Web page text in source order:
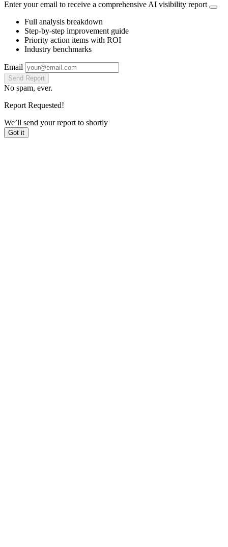
Enter your email to receive a comprehensive AI visibility report
Full analysis breakdown
Step-by-step improvement guide
Priority action items with ROI
Industry benchmarks
Email
Send Report
No spam, ever.
Report Requested!
We’ll send your report to shortly
Got it